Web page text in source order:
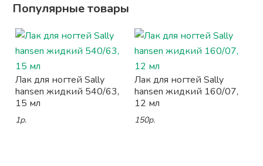
Популярные товары
Лак для ногтей Sally
hansen жидкий 540/63,
15 мл
1р.
Лак для ногтей Sally
hansen жидкий 160/07,
12 мл
150р.